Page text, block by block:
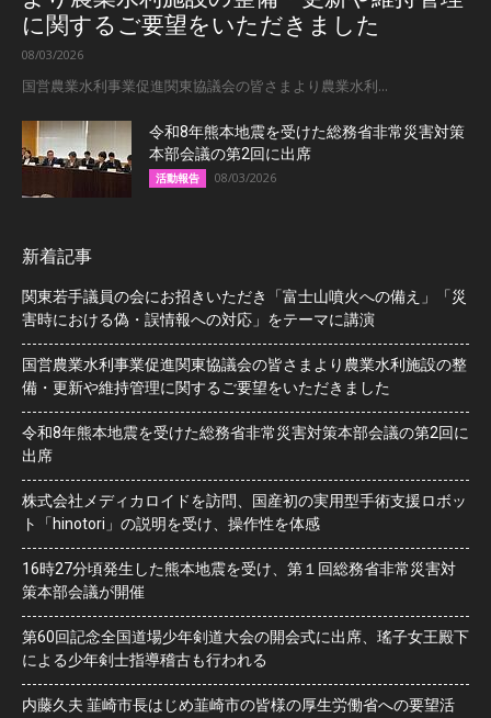
に関するご要望をいただきました
08/03/2026
国営農業水利事業促進関東協議会の皆さまより農業水利...
令和8年熊本地震を受けた総務省非常災害対策
本部会議の第2回に出席
活動報告 08/03/2026
新着記事
関東若手議員の会にお招きいただき「富士山噴火への備え」「災
害時における偽・誤情報への対応」をテーマに講演
国営農業水利事業促進関東協議会の皆さまより農業水利施設の整
備・更新や維持管理に関するご要望をいただきました
令和8年熊本地震を受けた総務省非常災害対策本部会議の第2回に
出席
株式会社メディカロイドを訪問、国産初の実用型手術支援ロボッ
ト「hinotori」の説明を受け、操作性を体感
16時27分頃発生した熊本地震を受け、第１回総務省非常災害対
策本部会議が開催
第60回記念全国道場少年剣道大会の開会式に出席、瑤子女王殿下
による少年剣士指導稽古も行われる
内藤久夫 韮崎市長はじめ韮崎市の皆様の厚生労働省への要望活